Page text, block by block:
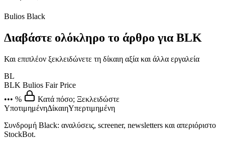
Bulios Black
Διαβάστε ολόκληρο το άρθρο για BLK
Και επιπλέον ξεκλειδώνετε τη δίκαιη αξία και άλλα εργαλεία
BL
BLK Bulios Fair Price
••• %
Κατά πόσο; Ξεκλειδώστε
ΥποτιμημένηΔίκαιηΥπερτιμημένη
Συνδρομή Black: αναλύσεις, screener, newsletters και απεριόριστο
StockBot.